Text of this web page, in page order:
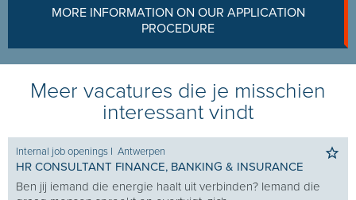
MORE INFORMATION ON OUR APPLICATION
PROCEDURE
Meer vacatures die je misschien
interessant vindt
Internal job openings I Antwerpen
HR CONSULTANT FINANCE, BANKING & INSURANCE
Ben jij iemand die energie haalt uit verbinden? Iemand die